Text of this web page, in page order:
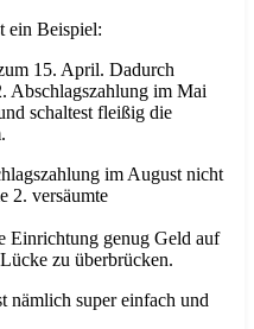
ein Beispiel:
15. April. Dadurch
Abschlagszahlung im Mai
schaltest fleißig die
im August nicht
2. versäumte
Einrichtung genug Geld auf
zu überbrücken.
nämlich super einfach und